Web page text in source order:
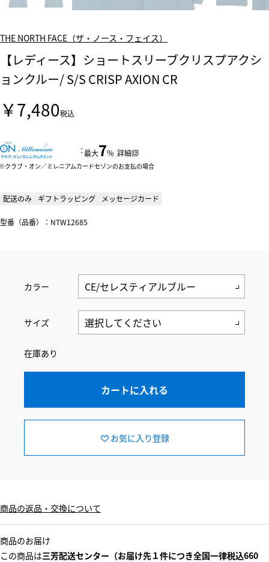
THE NORTH FACE（ザ・ノース・フェイス）
【レディース】ショートスリーブクリスプアクシ
ョンクルー/ S/S CRISP AXION CR
￥7,480税込
：最大7％ 詳細
クラブ・オン／ミレニアムカードセゾンのお支払の場合
配送のみ ギフトラッピング メッセージカード
型番（品番）：NTW12685
カラー
サイズ
在庫あり
カートに入れる
お気に入り登録
商品の返品・交換について
商品のお届け
この商品は三芳配送センター（お届け先１件につき全国一律税込660